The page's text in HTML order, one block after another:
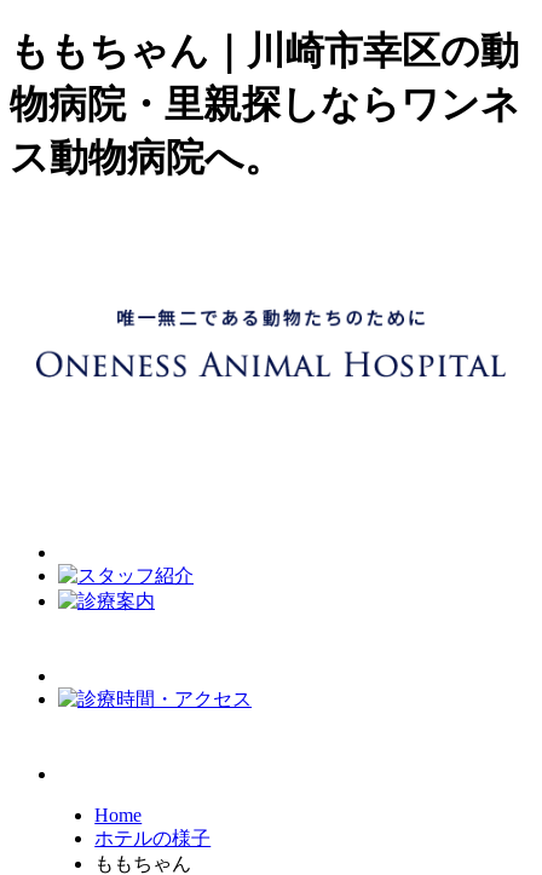
ももちゃん｜川崎市幸区の動
物病院・里親探しならワンネ
ス動物病院へ。
Home
ホテルの様子
ももちゃん